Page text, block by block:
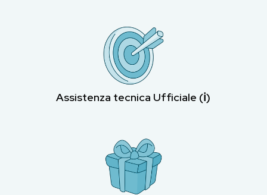
Assistenza tecnica Ufficiale (ℹ︎)